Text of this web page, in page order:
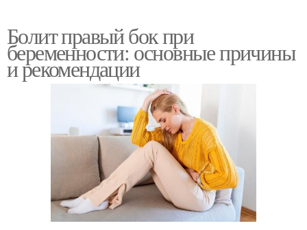
Болит правый бок при
беременности: основные причины
и рекомендации